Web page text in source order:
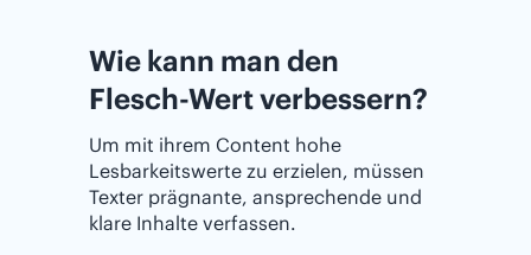
Wie kann man den
Flesch-Wert verbessern?
Um mit ihrem Content hohe
Lesbarkeitswerte zu erzielen, müssen
Texter prägnante, ansprechende und
klare Inhalte verfassen.